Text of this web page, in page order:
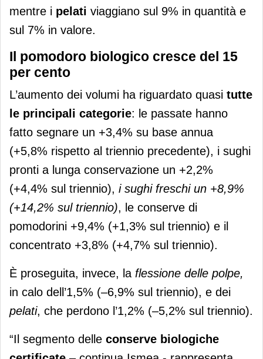
mentre i pelati viaggiano sul 9% in quantità e
sul 7% in valore.
Il pomodoro biologico cresce del 15
per cento
L’aumento dei volumi ha riguardato quasi tutte
le principali categorie: le passate hanno
fatto segnare un +3,4% su base annua
(+5,8% rispetto al triennio precedente), i sughi
pronti a lunga conservazione un +2,2%
(+4,4% sul triennio), i sughi freschi un +8,9%
(+14,2% sul triennio), le conserve di
pomodorini +9,4% (+1,3% sul triennio) e il
concentrato +3,8% (+4,7% sul triennio).
È proseguita, invece, la flessione delle polpe,
in calo dell’1,5% (–6,9% sul triennio), e dei
pelati, che perdono l’1,2% (–5,2% sul triennio).
“Il segmento delle conserve biologiche